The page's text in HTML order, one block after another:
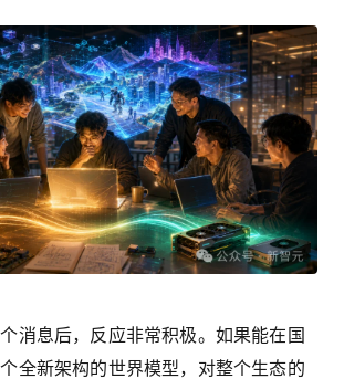
消息后，反应非常积极。如果能在国
全新架构的世界模型，对整个生态的